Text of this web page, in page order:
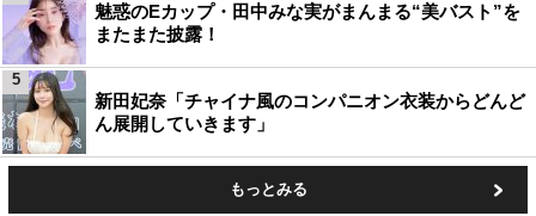
魅惑のEカップ・田中みな実がまんまる“美バスト”を
またまた披露！
新田妃奈「チャイナ風のコンパニオン衣装からどんど
ん展開していきます」
5
もっとみる